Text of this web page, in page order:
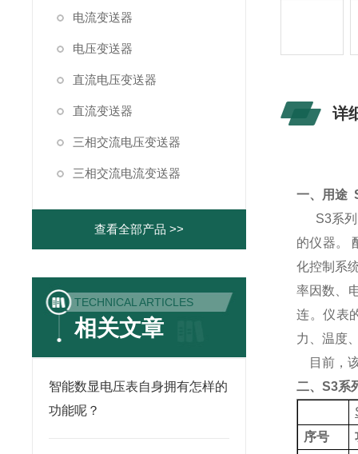
电流变送器
电压变送器
直流电压变送器
直流变送器
三相交流电压变送器
三相交流电流变送器
查看全部产品 >>
TECHNICAL ARTICLES
相关文章
智能数显电压表自身拥有怎样的
功能呢？
详
一、
用途
S3系
的仪器。
化控制系
率因数、
连。仪表
力、温度
目前，
二、S3系
序号